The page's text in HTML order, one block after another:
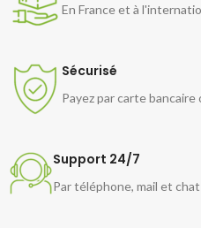
En France et à
Sécurisé
Payez par carte bancaire
Support 24/7
Par téléphone, mail et